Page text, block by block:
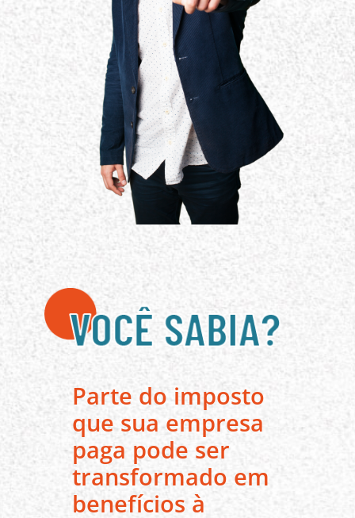
Parte do imposto
que sua empresa
paga pode ser
transformado em
benefícios à